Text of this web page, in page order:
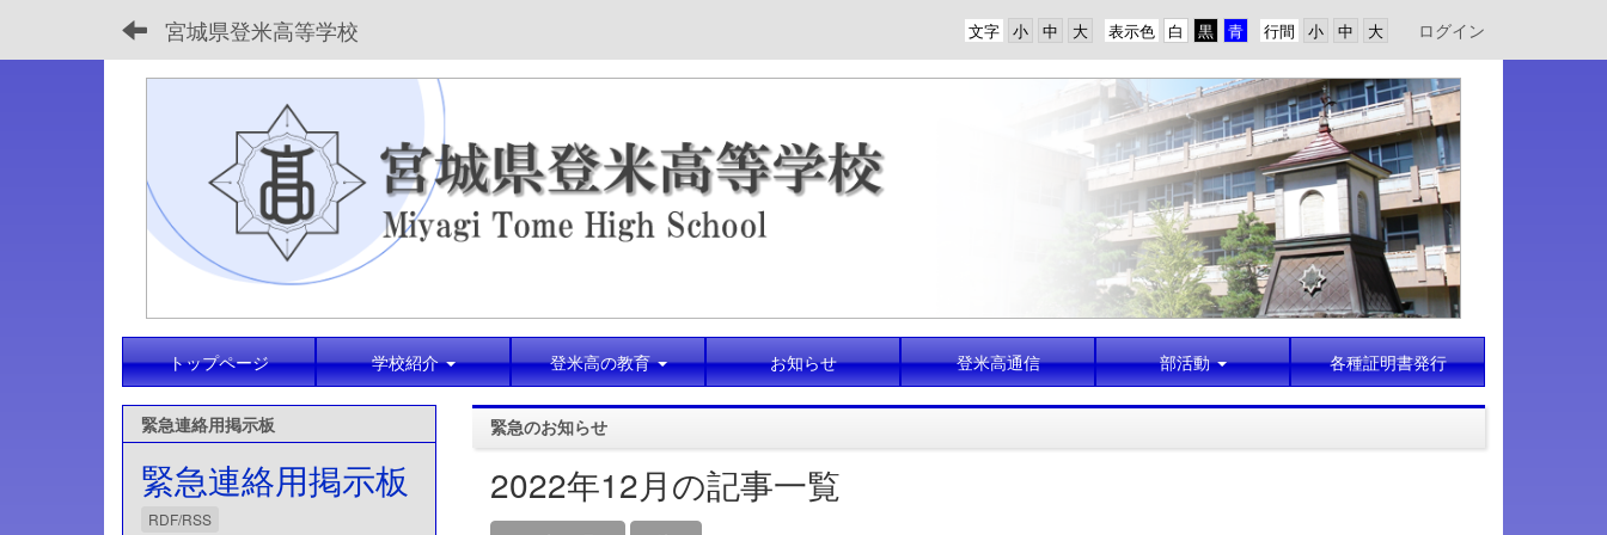
宮城県登米高等学校 行間
表示色
文字 ログイン
トップページ 学校紹介 登米高の教育 お知らせ 登米高通信 部活動 各種証明書発行
緊急のお知らせ
2022年12月の記事一覧
緊急連絡用掲示板
緊急連絡用掲示板
RDF/RSS